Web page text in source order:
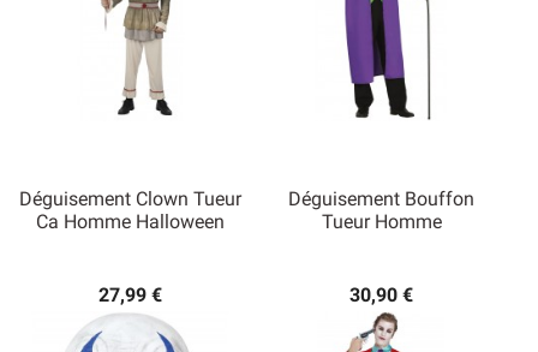
Déguisement Clown Tueur
Ca Homme Halloween
27,99 €
Déguisement Bouffon
Tueur Homme
30,90 €